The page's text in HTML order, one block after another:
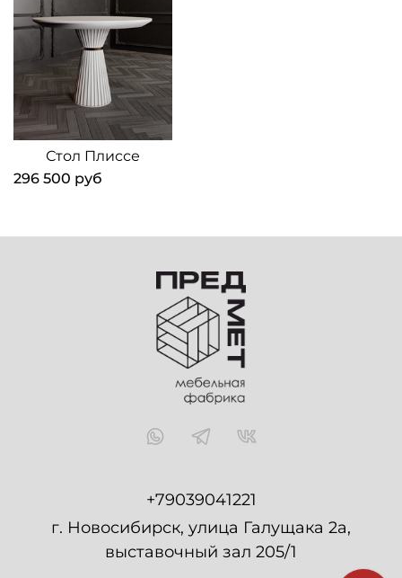
Стол Плиссе
296 500 руб
+79039041221
г. Новосибирск, улица Галущака 2а,
выставочный зал 205/1